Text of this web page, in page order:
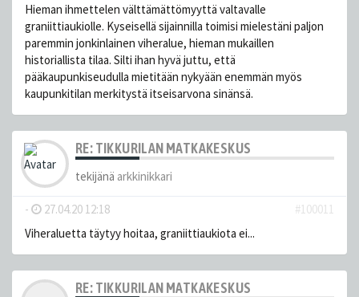
Hieman ihmettelen välttämättömyyttä valtavalle
graniittiaukiolle. Kyseisellä sijainnilla toimisi mielestäni paljon
paremmin jonkinlainen viheralue, hieman mukaillen
historiallista tilaa. Silti ihan hyvä juttu, että
pääkaupunkiseudulla mietitään nykyään enemmän myös
kaupunkitilan merkitystä itseisarvona sinänsä.
RE: TIKKURILAN MATKAKESKUS
tekijänä arkkinikkari
- 27.04.20 12:18
#100011
Viheraluetta täytyy hoitaa, graniittiaukiota ei...
RE: TIKKURILAN MATKAKESKUS